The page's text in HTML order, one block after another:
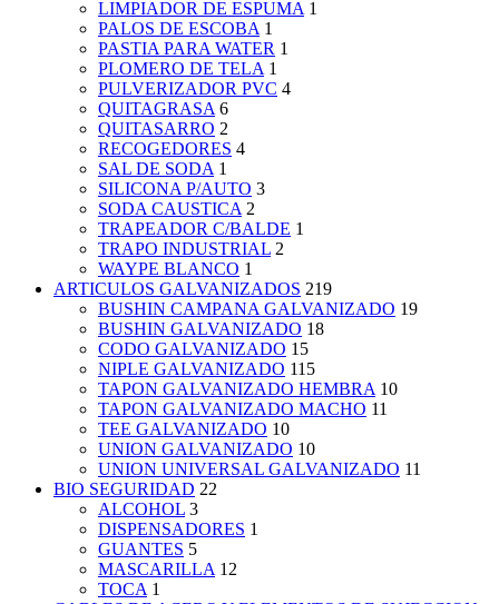
LIMPIADOR DE ESPUMA 1
PALOS DE ESCOBA 1
PASTIA PARA WATER 1
PLOMERO DE TELA 1
PULVERIZADOR PVC 4
QUITAGRASA 6
QUITASARRO 2
RECOGEDORES 4
SAL DE SODA 1
SILICONA P/AUTO 3
SODA CAUSTICA 2
TRAPEADOR C/BALDE 1
TRAPO INDUSTRIAL 2
WAYPE BLANCO 1
ARTICULOS GALVANIZADOS 219
BUSHIN CAMPANA GALVANIZADO 19
BUSHIN GALVANIZADO 18
CODO GALVANIZADO 15
NIPLE GALVANIZADO 115
TAPON GALVANIZADO HEMBRA 10
TAPON GALVANIZADO MACHO 11
TEE GALVANIZADO 10
UNION GALVANIZADO 10
UNION UNIVERSAL GALVANIZADO 11
BIO SEGURIDAD 22
ALCOHOL 3
DISPENSADORES 1
GUANTES 5
MASCARILLA 12
TOCA 1